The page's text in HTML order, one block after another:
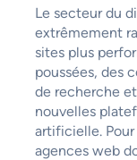
Le secteur du
extrêmement
sites plus
poussées, des
de recherche
nouvelles
artificielle.
agences web